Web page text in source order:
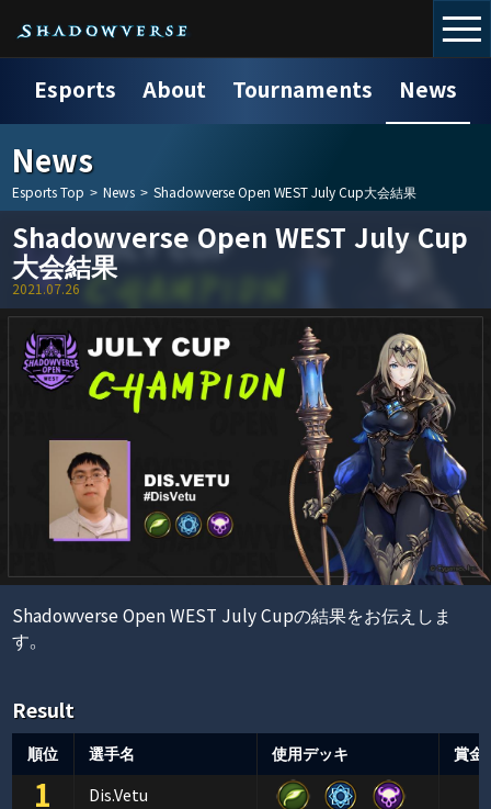
Esports About Tournaments News
News
Esports Top > News > Shadowverse Open WEST July Cup大会結果
Shadowverse Open WEST July Cup
大会結果
2021.07.26
Shadowverse Open WEST July Cupの結果をお伝えしま
す。
Result
順位 選手名 使用デッキ 賞金
1 Dis.Vetu